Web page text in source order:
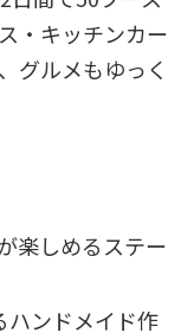
・キッチンカー
グルメもゆっく
楽しめるステー
ハンドメイド作